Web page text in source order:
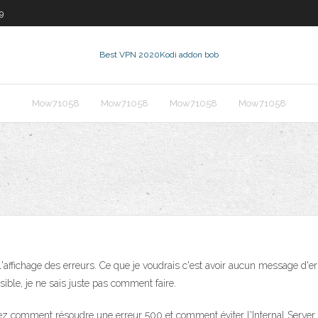
Best VPN 2020Kodi addon bob
Mow71058 Mow71058 Mow71058 Mow71058
des erreurs. Ce que je voudrais c'est avoir aucun message
je ne sais juste pas comment faire.
comment résoudre une erreur 500 et comment éviter l'Internal